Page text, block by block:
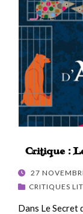
Critique :
POSTED
ON
27
CRITIQUES
Dans Le Secret